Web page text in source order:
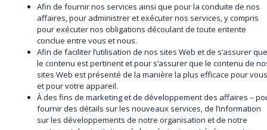
Afin de fournir nos services ainsi que pour la conduite de nos
affaires, pour administrer et exécuter nos services, y compris
pour exécuter nos obligations découlant de toute entente
conclue entre vous et nous.
Afin de faciliter l’utilisation de nos sites Web et de s’assurer
le contenu est pertinent et pour s’assurer que le contenu de
sites Web est présenté de la manière la plus efficace pour
et pour votre appareil.
À des fins de marketing et de développement des affaires –
fournir des détails sur les nouveaux services, de l’information
sur les développements de notre organisation et de notre